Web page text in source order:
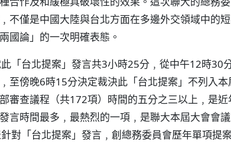
不僅是中國大陸與台北方面在多邊外交領域中的
國論」的一次明確表態。
「台北提案」發言共3小時25分﹐從中午12時30
至傍晚6時15分決定裁決此「台北提案」不列入
審查議程（共172項）時間的五分之三以上﹐是
言時間最多﹐最熱烈的一項﹐是聯大本屆大會會
對「台北提案」發言﹐創總務委員會歷年單項提